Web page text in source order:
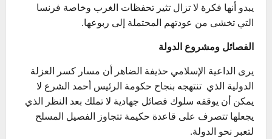
يبدو أنها فكرة لا تزال تثير تحفظات الغرب وخاصة فرنسا
التي تخشى من عودتهم المحتملة إلى ربوعها.
الفصائل ومشروع الدولة
يرى الداعية الإسلامي حذيفة الضاهر أن مسار كسر العزلة
الدولية الذي تنتهجه بنجاح حكومة الرئيس أحمد الشرع لا
يمكن أن يوقفه سلوك فصائل جهادية لا تملك بعد النظر الذي
يجعلها تتصرف على قاعدة حكيمة تتجاوز الفصيل المسلح
لتعبر نحو الدولة.